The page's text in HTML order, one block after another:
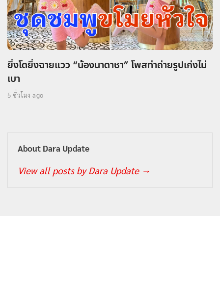
ยิ่งโตยิ่งฉายแวว “น้องนาตาชา” โพสท่าถ่ายรูปเก่งไม่
เบา
5 ชั่วโมง ago
About Dara Update
View all posts by Dara Update →